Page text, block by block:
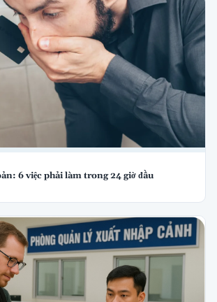
6 việc phải làm trong 24 giờ đầu